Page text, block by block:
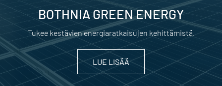
BOTHNIA GREEN ENERGY
Tukee kestävien energiaratkaisujen kehittämistä.
LUE LISÄÄ